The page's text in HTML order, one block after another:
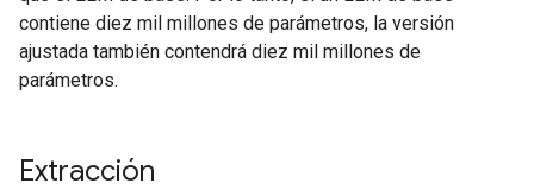
contiene diez mil millones de parámetros, la versión
ajustada también contendrá diez mil millones de
parámetros.
Extracción